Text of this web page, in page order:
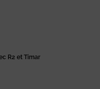
R2 et Timar